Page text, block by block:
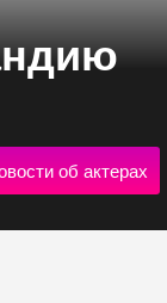
об актерах